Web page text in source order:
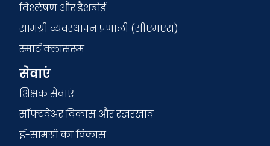
विश्लेषण और डैशबोर्ड
सामग्री व्यवस्थापन प्रणाली (सीएमएस)
स्मार्ट क्लासरूम
सेवाएं
शिक्षक सेवाएं
सॉफ्टवेअर विकास और रखरखाव
ई-सामग्री का विकास